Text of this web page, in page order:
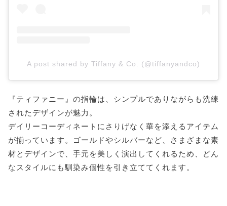
A post shared by Tiffany & Co. (@tiffanyandco)
『ティファニー』の指輪は、シンプルでありながらも洗練
されたデザインが魅力。
デイリーコーディネートにさりげなく華を添えるアイテム
が揃っています。ゴールドやシルバーなど、さまざまな素
材とデザインで、手元を美しく演出してくれるため、どん
なスタイルにも馴染み個性を引き立ててくれます。